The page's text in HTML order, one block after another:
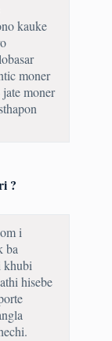
kauke
moner
moner
?
i
ba
khubi
hisebe